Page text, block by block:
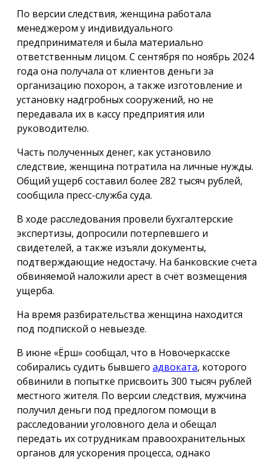
По версии следствия, женщина работала
менеджером у индивидуального
предпринимателя и была материально
ответственным лицом. С сентября по ноябрь 2024
года она получала от клиентов деньги за
организацию похорон, а также изготовление и
установку надгробных сооружений, но не
передавала их в кассу предприятия или
руководителю.
Часть полученных денег, как установило
следствие, женщина потратила на личные нужды.
Общий ущерб составил более 282 тысяч рублей,
сообщила пресс-служба суда.
В ходе расследования провели бухгалтерские
экспертизы, допросили потерпевшего и
свидетелей, а также изъяли документы,
подтверждающие недостачу. На банковские счета
обвиняемой наложили арест в счёт возмещения
ущерба.
На время разбирательства женщина находится
под подпиской о невыезде.
В июне «Ёрш» сообщал, что в Новочеркасске
собирались судить бывшего адвоката, которого
обвинили в попытке присвоить 300 тысяч рублей
местного жителя. По версии следствия, мужчина
получил деньги под предлогом помощи в
расследовании уголовного дела и обещал
передать их сотрудникам правоохранительных
органов для ускорения процесса, однако